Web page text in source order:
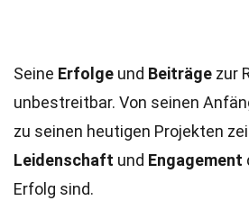
Seine Erfolge und Beiträge zur
unbestreitbar. Von seinen
zu seinen heutigen Projekten
Leidenschaft und Engagement
Erfolg sind.